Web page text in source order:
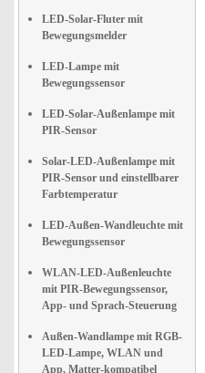
LED-Solar-Fluter mit
Bewegungsmelder
LED-Lampe mit
Bewegungssensor
LED-Solar-Außenlampe mit
PIR-Sensor
Solar-LED-Außenlampe mit
PIR-Sensor und einstellbarer
Farbtemperatur
LED-Außen-Wandleuchte mit
Bewegungssensor
WLAN-LED-Außenleuchte
mit PIR-Bewegungssensor,
App- und Sprach-Steuerung
Außen-Wandlampe mit RGB-
LED-Lampe, WLAN und
App, Matter-kompatibel